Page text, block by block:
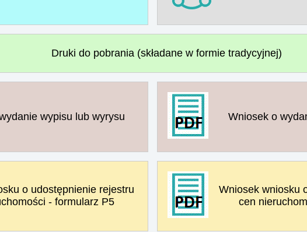
Druki do pobrania (składane w formie tradycyjnej)
wypisu lub wyrysu Wniosek o
o udostępnienie rejestru
- formularz P5
Wniosek wniosku
cen